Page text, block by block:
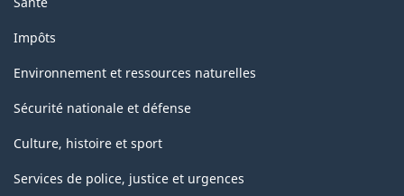
Impôts
Environnement et ressources naturelles
Sécurité nationale et défense
Culture, histoire et sport
Services de police, justice et urgences